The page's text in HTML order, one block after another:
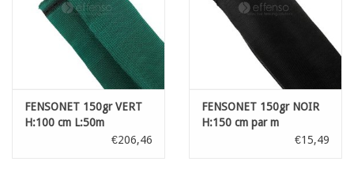
FENSONET 150gr VERT
H:100 cm L:50m
€206,46
FENSONET 150gr NOIR
H:150 cm par m
€15,49